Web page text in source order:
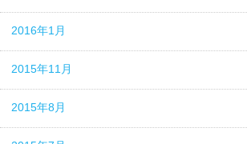
2016年1月
2015年11月
2015年8月